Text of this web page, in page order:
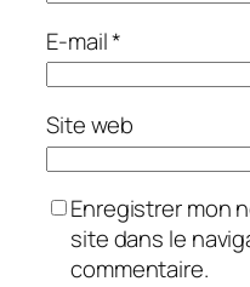
E-mail*
Site web
Enregistrer mon
site dans le
commentaire.